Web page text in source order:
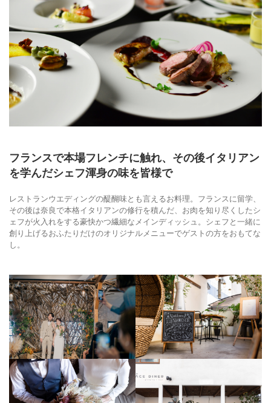
フランスで本場フレンチに触れ、その後イタリアン
を学んだシェフ渾身の味を皆様で
レストランウエディングの醍醐味とも言えるお料理。フランスに留学、
その後は奈良で本格イタリアンの修行を積んだ、お肉を知り尽くしたシ
ェフが火入れをする豪快かつ繊細なメインディッシュ。シェフと一緒に
創り上げるおふたりだけのオリジナルメニューでゲストの方をおもてな
し。